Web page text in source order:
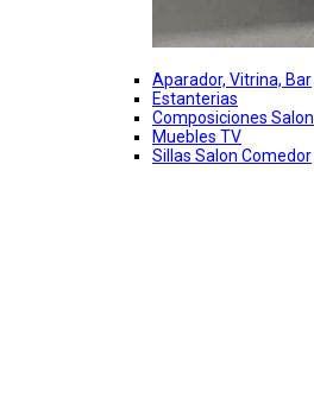
Aparador, Vitrina, Bar
Estanterias
Composiciones Salon
Muebles TV
Sillas Salon Comedor